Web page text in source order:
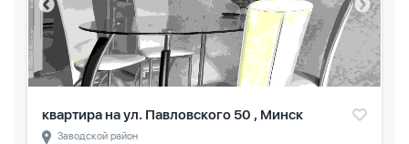
квартира на ул. Павловского 50 , Минск
Заводской район